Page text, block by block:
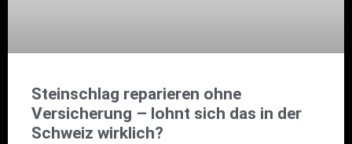
Steinschlag reparieren ohne
Versicherung – lohnt sich das in der
Schweiz wirklich?